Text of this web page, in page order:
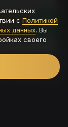
с Политикой
данных. Вы
своего